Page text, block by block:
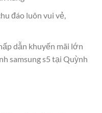
đáo luôn vui vẻ,
dẫn khuyến mãi lớn
samsung s5 tại Quỳnh